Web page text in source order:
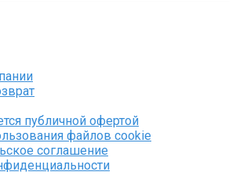
публичной офертой
файлов cookie
соглашение